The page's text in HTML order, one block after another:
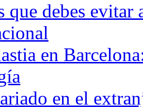
que debes
en
en el